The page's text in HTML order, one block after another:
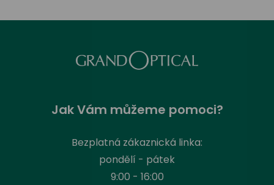
Jak Vám můžeme pomoci?
Bezplatná zákaznická linka:
pondělí - pátek
9:00 - 16:00